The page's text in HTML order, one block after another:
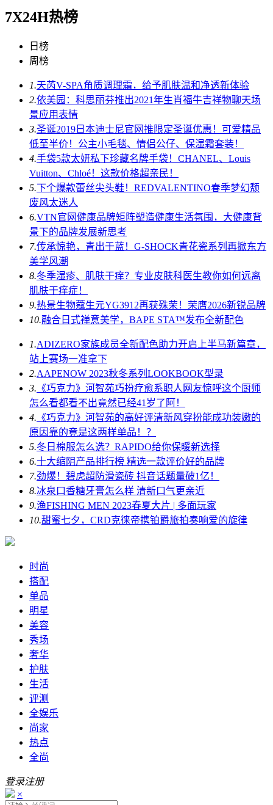
7X24H热榜
日榜
周榜
1.天芮V-SPA角质调理霜，给予肌肤温和净透新体验
2.依美园：科思丽芬推出2021年生肖福牛吉祥物聊天场
景应用表情
3.圣诞2019日本迪士尼官网推限定圣诞优惠！可爱精品
低至半价！公主小毛毯、情侣公仔、保湿霜套装！
4.手袋5款太妍私下珍藏名牌手袋！CHANEL、Louis
Vuitton、Chloé！这款价格超亲民！
5.下个爆款蕾丝尖头鞋！REDVALENTINO春季梦幻颓
废风太迷人
6.VTN官网健康品牌矩阵塑造健康生活氛围，大健康背
景下的品牌发展新思考
7.传承惊艳，青出于蓝！G-SHOCK青花瓷系列再掀东方
美学风潮
8.冬季湿疹、肌肤干痒？专业皮肤科医生教你如何远离
肌肤干痒症！
9.热景生物蔻生元YG3912再获殊荣！荣膺2026新锐品牌
10.融合日式禅意美学，BAPE STA™发布全新配色
1.ADIZERO家族成员全新配色助力开启上半马新篇章，
站上赛场一准拿下
2.AAPENOW 2023秋冬系列LOOKBOOK型录
3. 《巧克力》河智苑巧扮疗愈系职人网友惊呼这个厨师
怎么看都看不出竟然已经41岁了阿！
4. 《巧克力》河智苑的高好评清新风穿扮能成功装嫩的
原因靠的竟是这两样单品！？
5.冬日棉服怎么选？RAPIDO给你保暖新选择
6.十大缩阴产品排行榜 精选一款评价好的品牌
7.劲爆！碧虎超防滑瓷砖 抖音话题量破1亿！
8.冰泉口香糖牙膏怎么样 清新口气更亲近
9.渔FISHING MEN 2023春夏大片 | 多面玩家
10.甜蜜七夕，CRD克徕帝携铂爵旅拍奏响爱的旋律
时尚
搭配
单品
明星
美容
秀场
奢华
护肤
生活
评测
全娱乐
尚家
热点
全尚
登录注册
×